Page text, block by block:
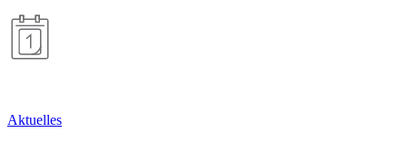
Aktuelles